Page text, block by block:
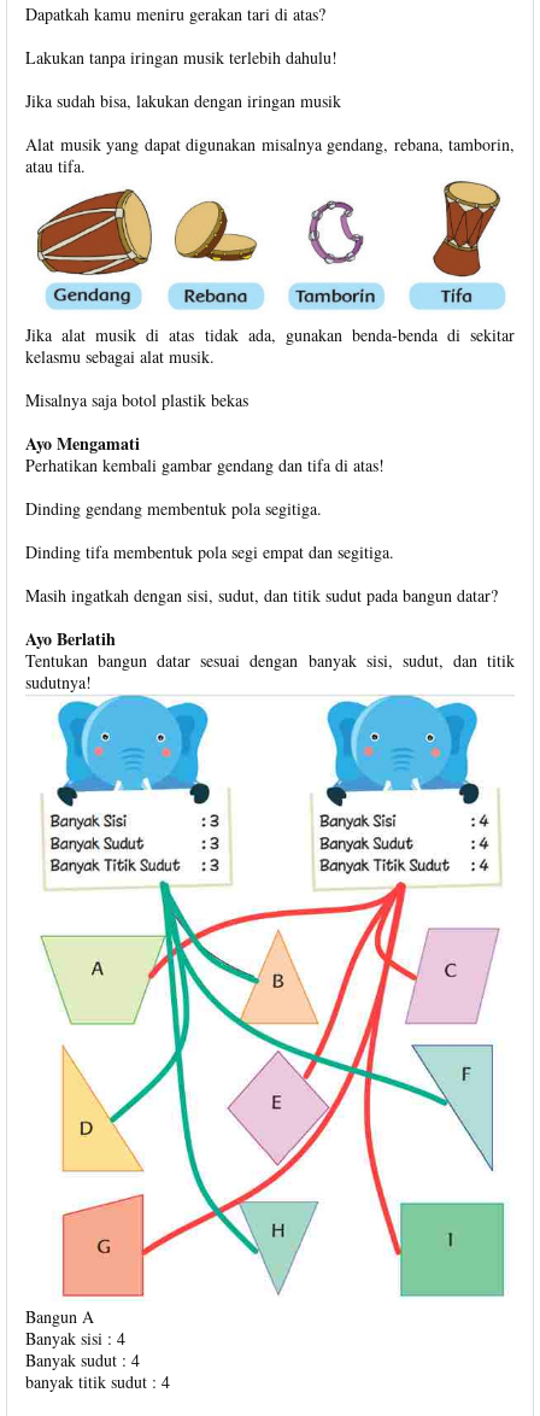
Dapatkah kamu meniru gerakan tari di atas?
Lakukan tanpa iringan musik terlebih dahulu!
Jika sudah bisa, lakukan dengan iringan musik
Alat musik yang dapat digunakan misalnya gendang, rebana, tamborin,
atau tifa.
Jika alat musik di atas tidak ada, gunakan benda-benda di sekitar
kelasmu sebagai alat musik.
Misalnya saja botol plastik bekas
Ayo Mengamati
Perhatikan kembali gambar gendang dan tifa di atas!
Dinding gendang membentuk pola segitiga.
Dinding tifa membentuk pola segi empat dan segitiga.
Masih ingatkah dengan sisi, sudut, dan titik sudut pada bangun datar?
Ayo Berlatih
Tentukan bangun datar sesuai dengan banyak sisi, sudut, dan titik
sudutnya!
Bangun A
Banyak sisi : 4
Banyak sudut : 4
banyak titik sudut : 4